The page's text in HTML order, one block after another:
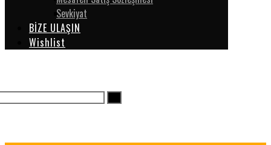
Sevkiyat
BİZE ULAŞIN
Wishlist